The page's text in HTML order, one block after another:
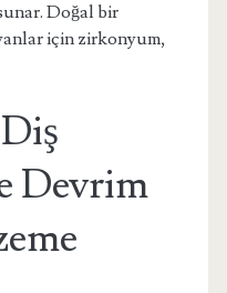
Doğal bir
için zirkonyum,
Devrim